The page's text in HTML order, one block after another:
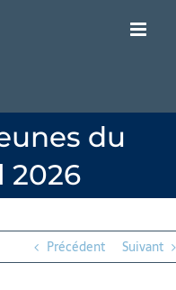
du
2026
Précédent Suivant